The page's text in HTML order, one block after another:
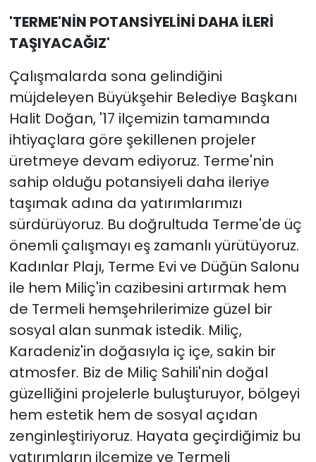
'TERME'NİN POTANSİYELİNİ DAHA İLERİ
TAŞIYACAĞIZ'
Çalışmalarda sona gelindiğini
müjdeleyen Büyükşehir Belediye Başkanı
Halit Doğan, '17 ilçemizin tamamında
ihtiyaçlara göre şekillenen projeler
üretmeye devam ediyoruz. Terme'nin
sahip olduğu potansiyeli daha ileriye
taşımak adına da yatırımlarımızı
sürdürüyoruz. Bu doğrultuda Terme'de üç
önemli çalışmayı eş zamanlı yürütüyoruz.
Kadınlar Plajı, Terme Evi ve Düğün Salonu
ile hem Miliç'in cazibesini artırmak hem
de Termeli hemşehrilerimize güzel bir
sosyal alan sunmak istedik. Miliç,
Karadeniz'in doğasıyla iç içe, sakin bir
atmosfer. Biz de Miliç Sahili'nin doğal
güzelliğini projelerle buluşturuyor, bölgeyi
hem estetik hem de sosyal açıdan
zenginleştiriyoruz. Hayata geçirdiğimiz bu
yatırımların ilçemize ve Termeli